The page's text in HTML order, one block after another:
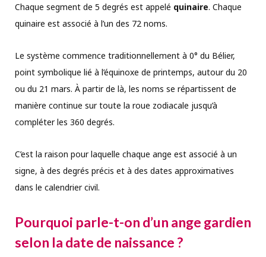
Chaque segment de 5 degrés est appelé quinaire. Chaque
quinaire est associé à l’un des 72 noms.
Le système commence traditionnellement à 0° du Bélier,
point symbolique lié à l’équinoxe de printemps, autour du 20
ou du 21 mars. À partir de là, les noms se répartissent de
manière continue sur toute la roue zodiacale jusqu’à
compléter les 360 degrés.
C’est la raison pour laquelle chaque ange est associé à un
signe, à des degrés précis et à des dates approximatives
dans le calendrier civil.
Pourquoi parle-t-on d’un ange gardien
selon la date de naissance ?